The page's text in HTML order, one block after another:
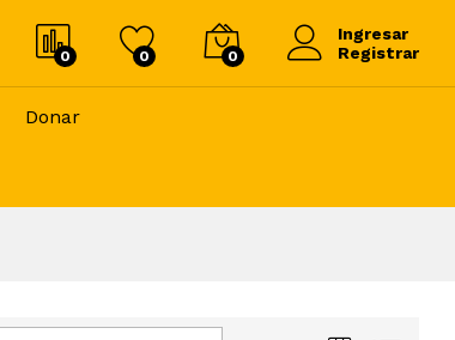
0 0 0
Ingresar
Registrar
Donar